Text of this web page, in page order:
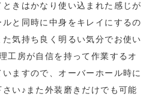
きはかなり使い込まれた感じが
と同時に中身をキレイにするの
気持ち良く明るい気分でお使い
工房が自信を持って作業するオ
ますので、オーバーホール時に
い♪また外装磨きだけでも可能